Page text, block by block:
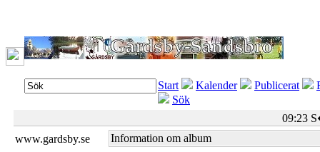
Start Kalender Publicerat
Sök
09:23
www.gardsby.se
Information om album